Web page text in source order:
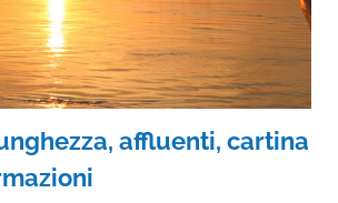
affluenti, cartina